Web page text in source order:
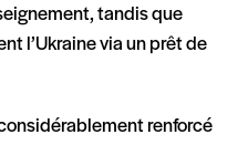
tandis que
l’Ukraine via un prêt de
renforcé